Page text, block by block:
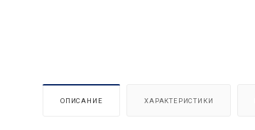
ОПИСАНИЕ ХАРАКТЕРИСТИКИ